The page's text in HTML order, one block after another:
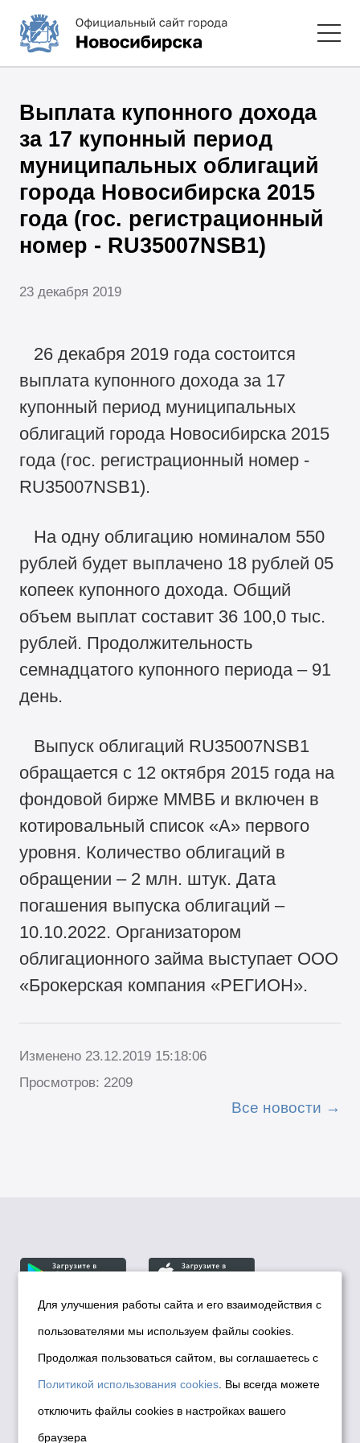
Выплата купонного дохода
за 17 купонный период
муниципальных облигаций
города Новосибирска 2015
года (гос. регистрационный
номер - RU35007NSB1)
23 декабря 2019
26 декабря 2019 года состоится
выплата купонного дохода за 17
купонный период муниципальных
облигаций города Новосибирска 2015
года (гос. регистрационный номер -
RU35007NSB1).
На одну облигацию номиналом 550
рублей будет выплачено 18 рублей 05
копеек купонного дохода. Общий
объем выплат составит 36 100,0 тыс.
рублей. Продолжительность
семнадцатого купонного периода – 91
день.
Выпуск облигаций RU35007NSB1
обращается с 12 октября 2015 года на
фондовой бирже ММВБ и включен в
котировальный список «А» первого
уровня. Количество облигаций в
обращении – 2 млн. штук. Дата
погашения выпуска облигаций –
10.10.2022. Организатором
облигационного займа выступает ООО
«Брокерская компания «РЕГИОН».
Изменено 23.12.2019 15:18:06
Просмотров: 2209
Все новости
© Департамент информационной политики мэрии
города Новосибирска, 2026
Политика использования Cookies
Политика по обработке персональных
данных в информационных системах
Для улучшения работы сайта и его взаимодействия с
пользователями мы используем файлы cookies.
Продолжая пользоваться сайтом, вы соглашаетесь с
Политикой использования cookies . Вы всегда можете
отключить файлы cookies в настройках вашего
браузера